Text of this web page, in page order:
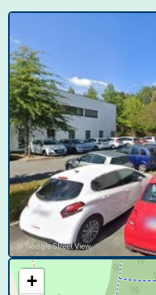
© Google Street View
+